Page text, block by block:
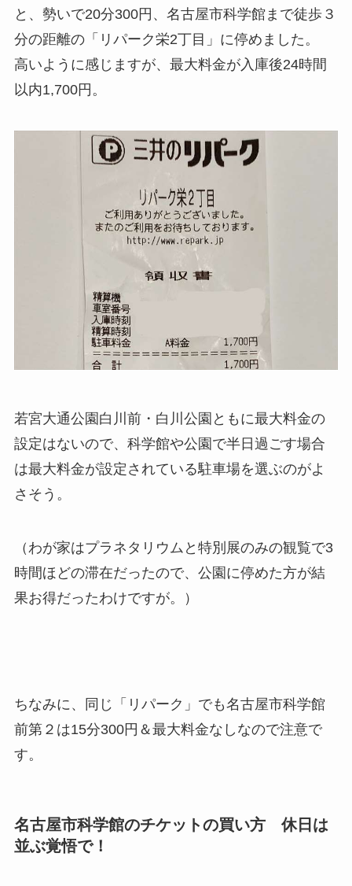
と、勢いで20分300円、名古屋市科学館まで徒歩３
分の距離の「リパーク栄2丁目」に停めました。
高いように感じますが、最大料金が入庫後24時間
以内1,700円。
若宮大通公園白川前・白川公園ともに最大料金の
設定はないので、科学館や公園で半日過ごす場合
は最大料金が設定されている駐車場を選ぶのがよ
さそう。
（わが家はプラネタリウムと特別展のみの観覧で3
時間ほどの滞在だったので、公園に停めた方が結
果お得だったわけですが。）
ちなみに、同じ「リパーク」でも名古屋市科学館
前第２は15分300円＆最大料金なしなので注意で
す。
名古屋市科学館のチケットの買い方 休日は
並ぶ覚悟で！